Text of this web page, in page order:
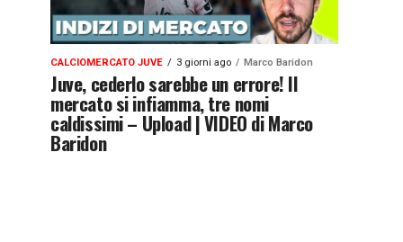
CALCIOMERCATO JUVE 3 giorni ago Marco Baridon
Juve, cederlo sarebbe un errore! Il
mercato si infiamma, tre nomi
caldissimi – Upload | VIDEO di Marco
Baridon